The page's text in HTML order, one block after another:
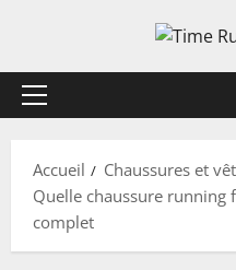
contenu
Menu
Accueil
Chaussures et
Quelle chaussure
complet